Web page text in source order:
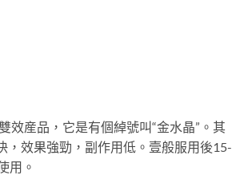
産品，它是有個綽號叫“金水晶”。其
，效果強勁，副作用低。壹般服用後15-
用。